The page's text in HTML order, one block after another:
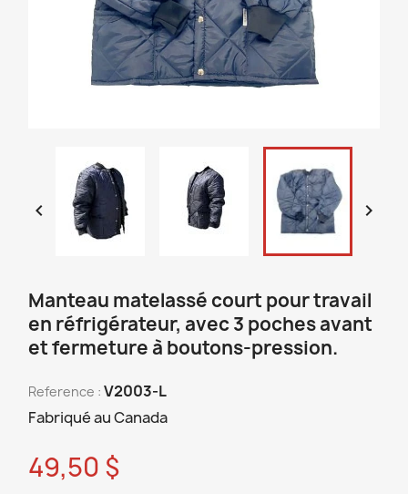
 
Manteau matelassé court pour travail
en réfrigérateur, avec 3 poches avant
et fermeture à boutons-pression.
Reference : V2003-L
Fabriqué au Canada
49,50 $